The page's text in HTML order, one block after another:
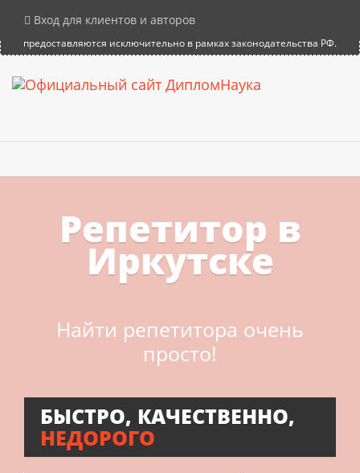
иные документы об образовании. Все услуги на сайте
предоставляются исключительно в рамках законодательства РФ.
Вход для клиентов и авторов
Репетитор в
Иркутске
Найти репетитора очень
просто!
БЫСТРО, КАЧЕСТВЕННО,
НЕДОРОГО